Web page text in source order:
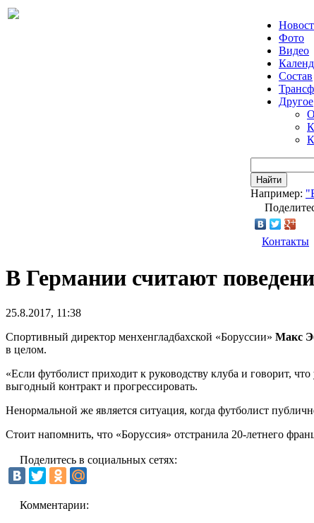
Фото
Видео
Состав
Другое
Найти
Например:
Контакты
В Германии считают
25.8.2017, 11:38
Спортивный директор менхенгладбахской «Боруссии» Макс
в целом.
«Если футболист приходит к руководству клуба и говорит,
выгодный контракт и прогрессировать.
Ненормальной же является ситуация, когда футболист
Стоит напомнить, что «Боруссия» отстранила 20-летнего
Поделитесь в социальных сетях:
Комментарии: